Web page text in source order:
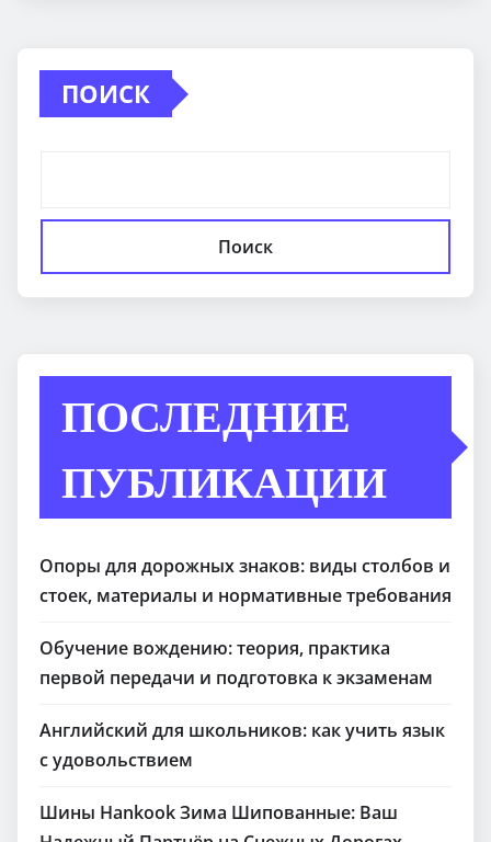
ПОИСК
Поиск
ПОСЛЕДНИЕ
ПУБЛИКАЦИИ
Опоры для дорожных знаков: виды столбов и
стоек, материалы и нормативные требования
Обучение вождению: теория, практика
первой передачи и подготовка к экзаменам
Английский для школьников: как учить язык
с удовольствием
Шины Hankook Зима Шипованные: Ваш